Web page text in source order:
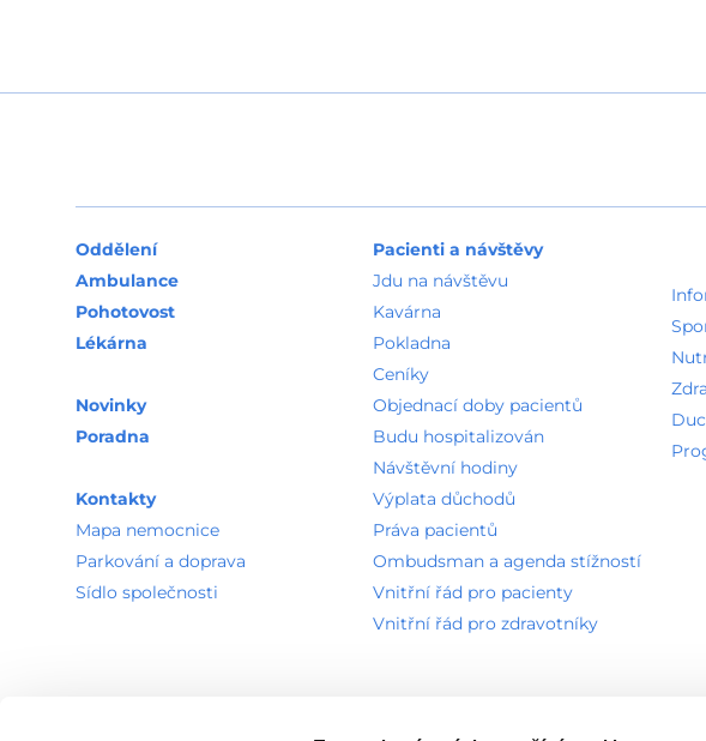
Oddělení
Ambulance
Pohotovost
Lékárna
Novinky
Poradna
Kontakty
Mapa nemocnice
Parkování a doprava
Sídlo společnosti
Pacienti a návštěvy
Jdu na návštěvu
Kavárna
Pokladna
Ceníky
Objednací doby pacientů
Budu hospitalizován
Návštěvní hodiny
Výplata důchodů
Práva pacientů
Ombudsman a agenda stížností
Vnitřní řád pro pacienty
Vnitřní řád pro zdravotníky